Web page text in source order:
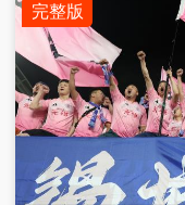
完整版